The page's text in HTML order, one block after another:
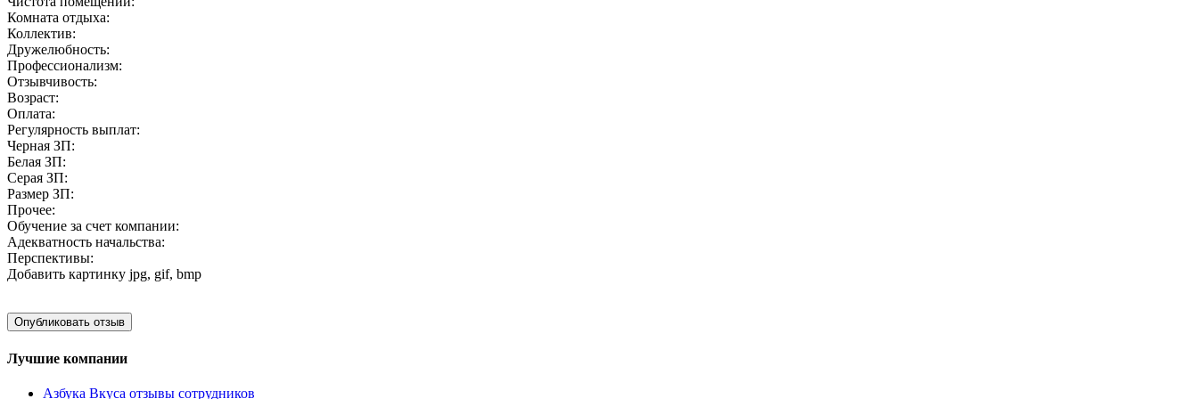
Комната отдыха:
Коллектив:
Дружелюбность:
Профессионализм:
Отзывчивость:
Возраст:
Оплата:
Регулярность выплат:
Черная ЗП:
Белая ЗП:
Серая ЗП:
Размер ЗП:
Прочее:
Обучение за счет компании:
Адекватность начальства:
Перспективы:
Добавить картинку jpg, gif, bmp
Лучшие компании
Азбука Вкуса отзывы сотрудников